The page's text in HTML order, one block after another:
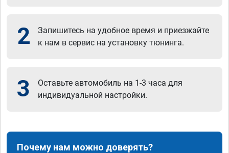
2
Запишитесь на удобное время и приезжайте
к нам в сервис на установку тюнинга.
3
Оставьте автомобиль на 1-3 часа для
индивидуальной настройки.
Почему нам можно доверять?